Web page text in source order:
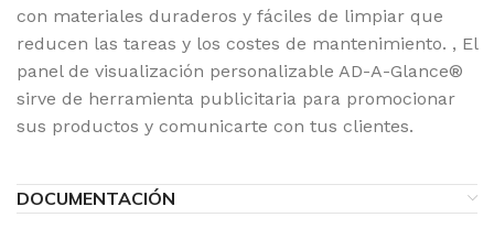
con materiales duraderos y fáciles de limpiar que
reducen las tareas y los costes de mantenimiento. , El
panel de visualización personalizable AD-A-Glance®
sirve de herramienta publicitaria para promocionar
sus productos y comunicarte con tus clientes.
DOCUMENTACIÓN